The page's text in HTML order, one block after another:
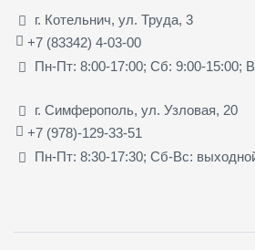
г. Котельнич, ул. Труда, 3
+7 (83342) 4-03-00
Пн-Пт: 8:00-17:00; Сб: 9:00-15:00;
г. Симферополь, ул. Узловая, 20
+7 (978)-129-33-51
Пн-Пт: 8:30-17:30; Сб-Вс: